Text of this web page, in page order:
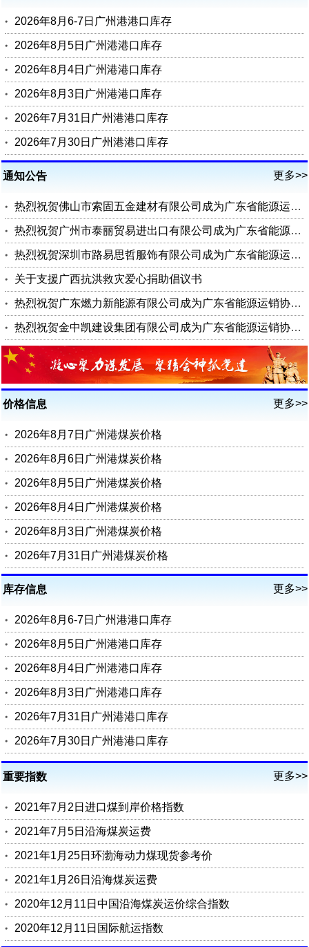
2026年8月6-7日广州港港口库存
2026年8月5日广州港港口库存
2026年8月4日广州港港口库存
2026年8月3日广州港港口库存
2026年7月31日广州港港口库存
2026年7月30日广州港港口库存
更多>>
通知公告
热烈祝贺佛山市索固五金建材有限公司成为广东省能源运销协会会员单位
热烈祝贺广州市泰丽贸易进出口有限公司成为广东省能源运销协会会员单位
热烈祝贺深圳市路易思哲服饰有限公司成为广东省能源运销协会会员单位
关于支援广西抗洪救灾爱心捐助倡议书
热烈祝贺广东燃力新能源有限公司成为广东省能源运销协会理事单位
热烈祝贺金中凯建设集团有限公司成为广东省能源运销协会会员单位
更多>>
价格信息
2026年8月7日广州港煤炭价格
2026年8月6日广州港煤炭价格
2026年8月5日广州港煤炭价格
2026年8月4日广州港煤炭价格
2026年8月3日广州港煤炭价格
2026年7月31日广州港煤炭价格
更多>>
库存信息
2026年8月6-7日广州港港口库存
2026年8月5日广州港港口库存
2026年8月4日广州港港口库存
2026年8月3日广州港港口库存
2026年7月31日广州港港口库存
2026年7月30日广州港港口库存
更多>>
重要指数
2021年7月2日进口煤到岸价格指数
2021年7月5日沿海煤炭运费
2021年1月25日环渤海动力煤现货参考价
2021年1月26日沿海煤炭运费
2020年12月11日中国沿海煤炭运价综合指数
2020年12月11日国际航运指数